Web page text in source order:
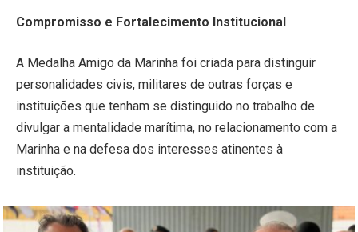
Compromisso e Fortalecimento Institucional
A Medalha Amigo da Marinha foi criada para distinguir
personalidades civis, militares de outras forças e
instituições que tenham se distinguido no trabalho de
divulgar a mentalidade marítima, no relacionamento com a
Marinha e na defesa dos interesses atinentes à
instituição.